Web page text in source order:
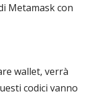
Metamask con
wallet, verrà
codici vanno